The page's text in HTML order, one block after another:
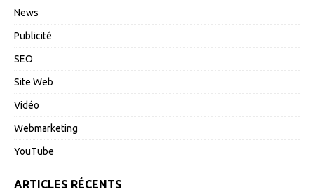
News
Publicité
SEO
Site Web
Vidéo
Webmarketing
YouTube
ARTICLES RÉCENTS